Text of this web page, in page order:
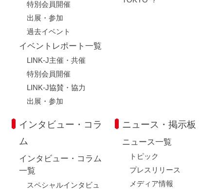
特別会員開催
出展・参加
過去イベント
イベントレポート一覧
LINK-J主催・共催
特別会員開催
LINK-J協賛・協力
出展・参加
インタビュー・コラ
ム
インタビュー・コラム
一覧
スペシャルインタビュ
ニュース・掲示板
ニュース一覧
トピック
プレスリリース
メディア情報